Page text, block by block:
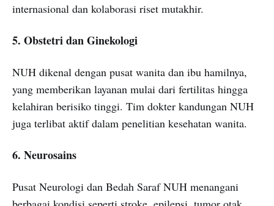
internasional dan kolaborasi riset mutakhir.
5. Obstetri dan Ginekologi
NUH dikenal dengan pusat wanita dan ibu hamilnya,
yang memberikan layanan mulai dari fertilitas hingga
kelahiran berisiko tinggi. Tim dokter kandungan NUH
juga terlibat aktif dalam penelitian kesehatan wanita.
6. Neurosains
Pusat Neurologi dan Bedah Saraf NUH menangani